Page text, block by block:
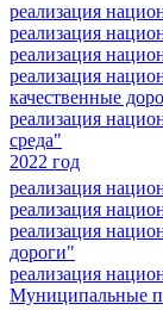
реализация
реализация
реализация
реализация
качественные
реализация
среда"
2022 год
реализация
реализация
реализация
дороги"
реализация
Муниципальные